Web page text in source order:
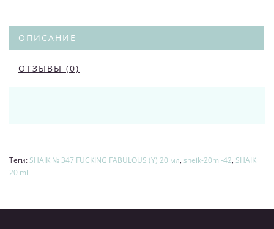
ОПИСАНИЕ
ОТЗЫВЫ (0)
Теги: SHAIK № 347 FUCKING FABULOUS (Y) 20 мл, sheik-20ml-42, SHAIK
20 ml